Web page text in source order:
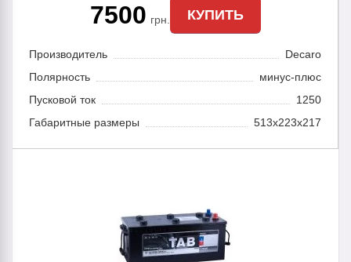
7500 грн. КУПИТЬ
Производитель
Decaro
Полярность
минус-плюс
Пусковой ток
1250
Габаритные размеры
513x223x217